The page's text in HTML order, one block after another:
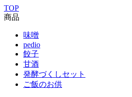
TOP
商品
味噌
pedio
餃子
甘酒
発酵づくしセット
ご飯のお供